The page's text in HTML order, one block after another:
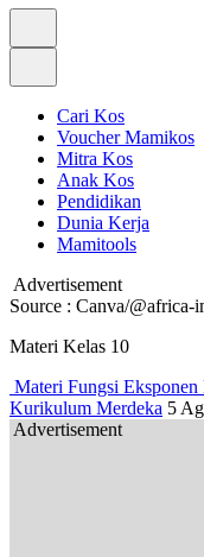
Cari Kos
Voucher Mamikos
Mitra Kos
Anak Kos
Pendidikan
Dunia Kerja
Mamitools
Advertisement
Source : Canva/@africa-
Materi Kelas 10
Materi Fungsi Eksponen
Kurikulum Merdeka 5
Advertisement